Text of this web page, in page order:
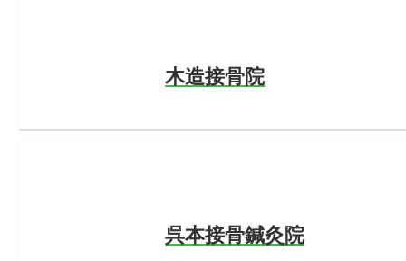
木造接骨院
呉本接骨鍼灸院